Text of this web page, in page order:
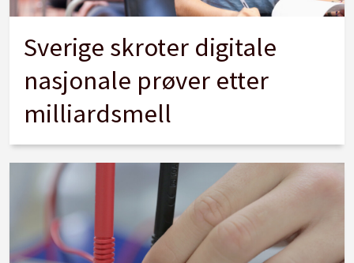
Sverige skroter digitale
nasjonale prøver etter
milliardsmell